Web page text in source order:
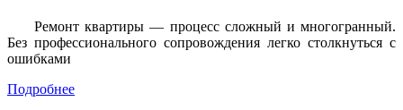
Ремонт квартиры — процесс сложный и многогранный.
Без профессионального сопровождения легко столкнуться с
ошибками
Подробнее